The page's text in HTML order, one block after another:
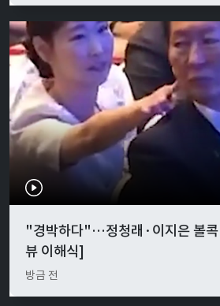
"경박하다"…정청래·이지은 볼콕
뷰 이해식]
방금 전